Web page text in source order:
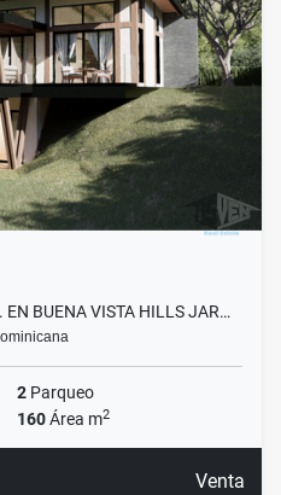
BUENA VISTA HILLS JAR…
2 Parqueo
160Área m2
Venta